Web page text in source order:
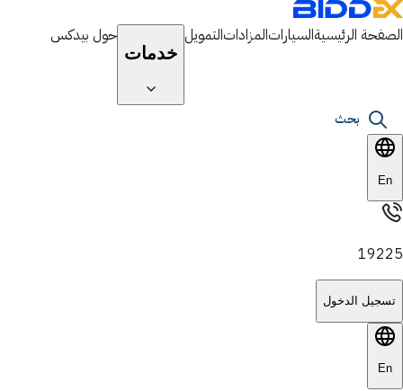
الصفحة الرئيسيةالسياراتالمزاداتالتمويل
خدمات
حول بيدكس
بحث
En
19225
تسجيل الدخول
En